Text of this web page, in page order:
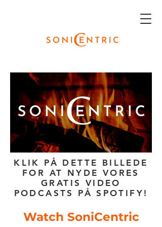
KLIK PÅ DETTE BILLEDE
FOR AT NYDE VORES
GRATIS VIDEO
PODCASTS PÅ SPOTIFY!
Watch SoniCentric